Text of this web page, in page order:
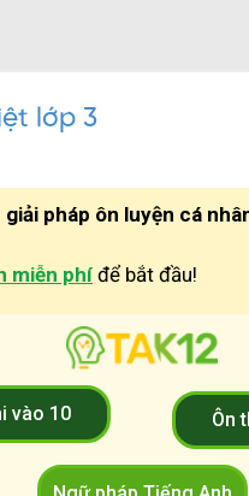
lớp 3
giải pháp ôn luyện cá
miễn phí để bắt đầu!
vào 10 Ôn